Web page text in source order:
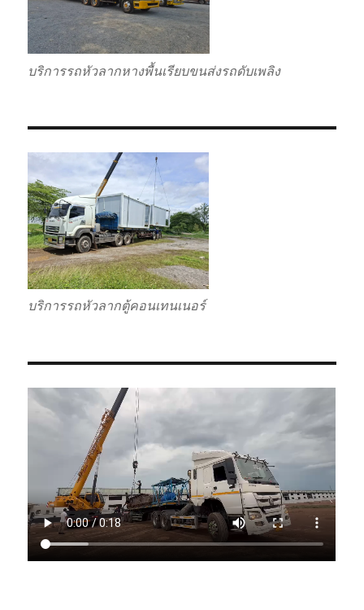
บริการรถหัวลากหางพื้นเรียบขนส่งรถดับเพลิง
บริการรถหัวลากตู้คอนเทนเนอร์